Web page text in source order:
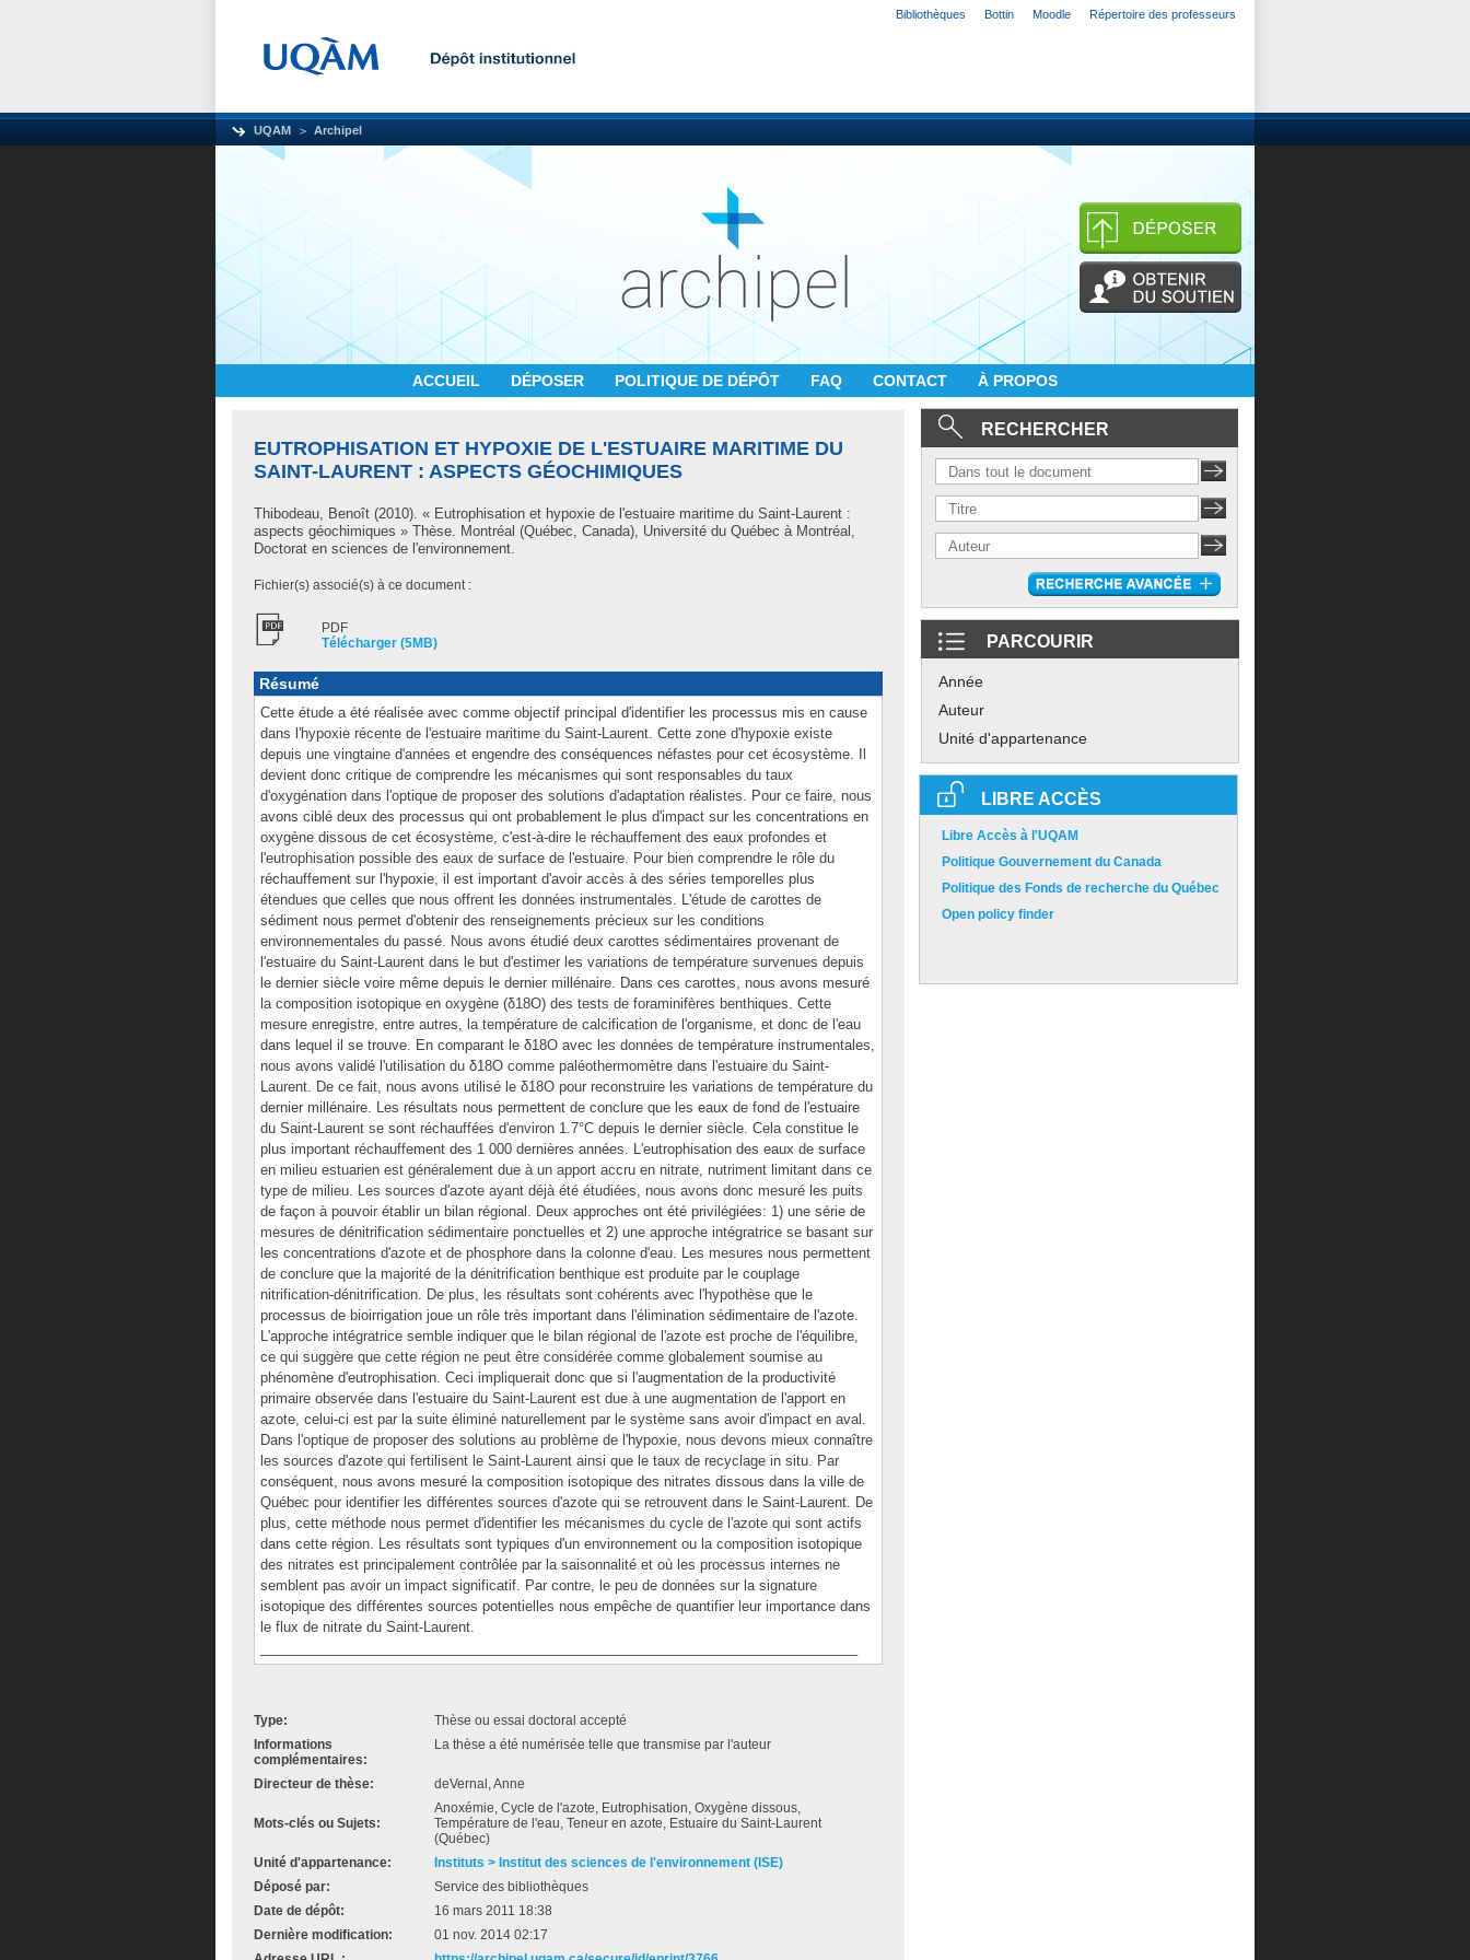
Bibliothèques Bottin Moodle Répertoire des professeurs
UQAM Archipel
ACCUEIL DÉPOSER POLITIQUE DE DÉPÔT FAQ CONTACT À PROPOS
EUTROPHISATION ET HYPOXIE DE L'ESTUAIRE MARITIME DU
SAINT-LAURENT : ASPECTS GÉOCHIMIQUES
Thibodeau, Benoît (2010). « Eutrophisation et hypoxie de l'estuaire maritime du Saint-Laurent :
aspects géochimiques » Thèse. Montréal (Québec, Canada), Université du Québec à Montréal,
Doctorat en sciences de l'environnement.
Fichier(s) associé(s) à ce document :
PDF
Télécharger (5MB)
Résumé
Cette étude a été réalisée avec comme objectif principal d'identifier les processus mis en cause
dans l'hypoxie récente de l'estuaire maritime du Saint-Laurent. Cette zone d'hypoxie existe
depuis une vingtaine d'années et engendre des conséquences néfastes pour cet écosystème. Il
devient donc critique de comprendre les mécanismes qui sont responsables du taux
d'oxygénation dans l'optique de proposer des solutions d'adaptation réalistes. Pour ce faire, nous
avons ciblé deux des processus qui ont probablement le plus d'impact sur les concentrations en
oxygène dissous de cet écosystème, c'est-à-dire le réchauffement des eaux profondes et
l'eutrophisation possible des eaux de surface de l'estuaire. Pour bien comprendre le rôle du
réchauffement sur l'hypoxie, il est important d'avoir accès à des séries temporelles plus
étendues que celles que nous offrent les données instrumentales. L'étude de carottes de
sédiment nous permet d'obtenir des renseignements précieux sur les conditions
environnementales du passé. Nous avons étudié deux carottes sédimentaires provenant de
l'estuaire du Saint-Laurent dans le but d'estimer les variations de température survenues depuis
le dernier siècle voire même depuis le dernier millénaire. Dans ces carottes, nous avons mesuré
la composition isotopique en oxygène (δ18O) des tests de foraminifères benthiques. Cette
mesure enregistre, entre autres, la température de calcification de l'organisme, et donc de l'eau
dans lequel il se trouve. En comparant le δ18O avec les données de température instrumentales,
nous avons validé l'utilisation du δ18O comme paléothermomètre dans l'estuaire du Saint-
Laurent. De ce fait, nous avons utilisé le δ18O pour reconstruire les variations de température du
dernier millénaire. Les résultats nous permettent de conclure que les eaux de fond de l'estuaire
du Saint-Laurent se sont réchauffées d'environ 1.7°C depuis le dernier siècle. Cela constitue le
plus important réchauffement des 1 000 dernières années. L'eutrophisation des eaux de surface
en milieu estuarien est généralement due à un apport accru en nitrate, nutriment limitant dans ce
type de milieu. Les sources d'azote ayant déjà été étudiées, nous avons donc mesuré les puits
de façon à pouvoir établir un bilan régional. Deux approches ont été privilégiées: 1) une série de
mesures de dénitrification sédimentaire ponctuelles et 2) une approche intégratrice se basant sur
les concentrations d'azote et de phosphore dans la colonne d'eau. Les mesures nous permettent
de conclure que la majorité de la dénitrification benthique est produite par le couplage
nitrification-dénitrification. De plus, les résultats sont cohérents avec l'hypothèse que le
processus de bioirrigation joue un rôle très important dans l'élimination sédimentaire de l'azote.
L'approche intégratrice semble indiquer que le bilan régional de l'azote est proche de l'équilibre,
ce qui suggère que cette région ne peut être considérée comme globalement soumise au
phénomène d'eutrophisation. Ceci impliquerait donc que si l'augmentation de la productivité
primaire observée dans l'estuaire du Saint-Laurent est due à une augmentation de l'apport en
azote, celui-ci est par la suite éliminé naturellement par le système sans avoir d'impact en aval.
Dans l'optique de proposer des solutions au problème de l'hypoxie, nous devons mieux connaître
les sources d'azote qui fertilisent le Saint-Laurent ainsi que le taux de recyclage in situ. Par
conséquent, nous avons mesuré la composition isotopique des nitrates dissous dans la ville de
Québec pour identifier les différentes sources d'azote qui se retrouvent dans le Saint-Laurent. De
plus, cette méthode nous permet d'identifier les mécanismes du cycle de l'azote qui sont actifs
dans cette région. Les résultats sont typiques d'un environnement ou la composition isotopique
des nitrates est principalement contrôlée par la saisonnalité et où les processus internes ne
semblent pas avoir un impact significatif. Par contre, le peu de données sur la signature
isotopique des différentes sources potentielles nous empêche de quantifier leur importance dans
le flux de nitrate du Saint-Laurent.
Type:
Thèse ou essai doctoral accepté
Informations
complémentaires:
La thèse a été numérisée telle que transmise par l'auteur
Directeur de thèse: deVernal, Anne
Mots-clés ou Sujets:
Anoxémie, Cycle de l'azote, Eutrophisation, Oxygène dissous,
Température de l'eau, Teneur en azote, Estuaire du Saint-Laurent
(Québec)
Unité d'appartenance:
Instituts > Institut des sciences de l'environnement (ISE)
Déposé par:
Service des bibliothèques
Date de dépôt:
16 mars 2011 18:38
Dernière modification:
01 nov. 2014 02:17
RECHERCHER
PARCOURIR
Année
Auteur
Unité d'appartenance
LIBRE ACCÈS
Libre Accès à l'UQAM
Politique Gouvernement du Canada
Politique des Fonds de recherche du Québec
Open policy finder